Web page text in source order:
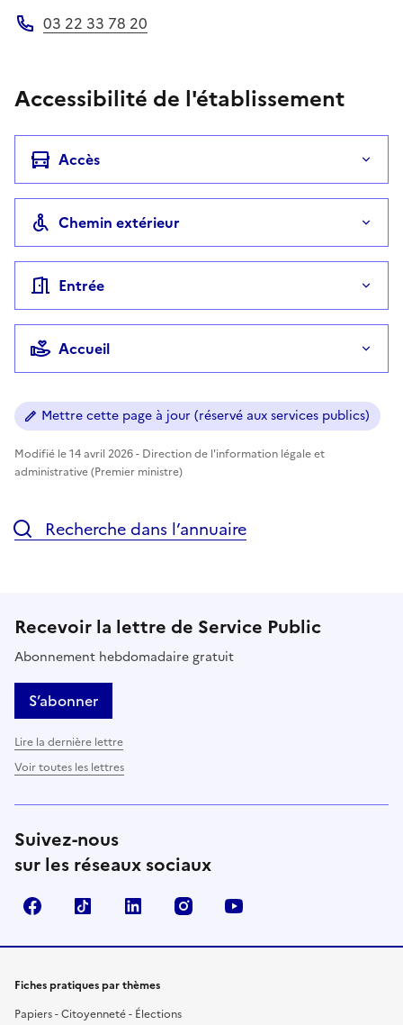
03 22 33 78 20
Accessibilité de l'établissement
Accès
Chemin extérieur
Entrée
Accueil
Mettre cette page à jour (réservé aux services publics)
Modifié le 14 avril 2026 - Direction de l'information légale et
administrative (Premier ministre)
Recherche dans l’annuaire
Recevoir la lettre de Service Public
Abonnement hebdomadaire gratuit
S’abonner
Lire la dernière lettre
Voir toutes les lettres
Suivez-nous
sur les réseaux sociaux
FacebookTikTok LinkedIn Instagram
Fiches pratiques par thèmes
Papiers - Citoyenneté - Élections